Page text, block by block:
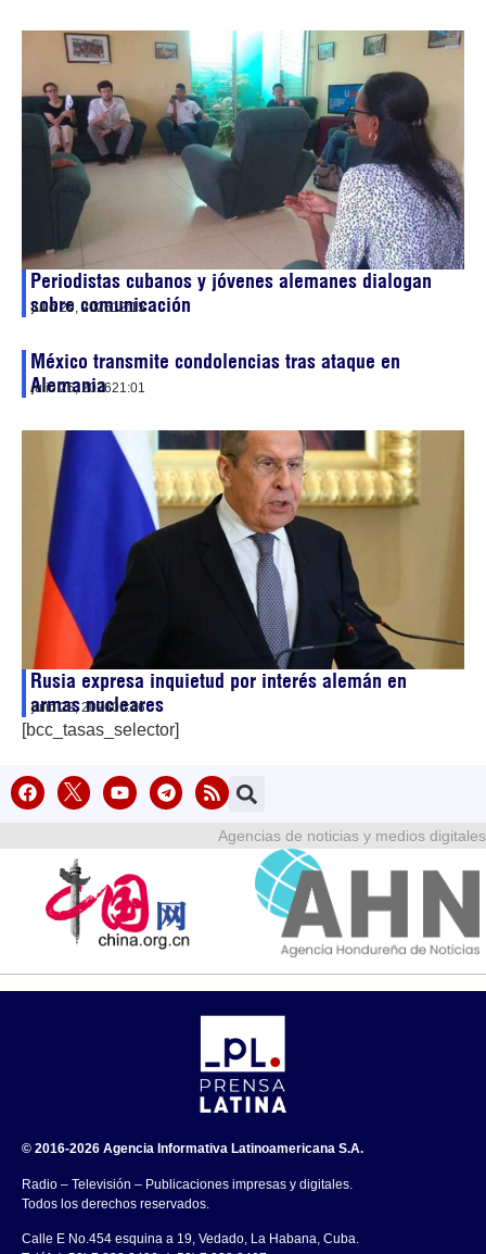
Periodistas cubanos y jóvenes alemanes dialogan
sobre comunicación
julio 29, 202612:15
México transmite condolencias tras ataque en
Alemania
julio 26, 202621:01
Rusia expresa inquietud por interés alemán en
armas nucleares
julio 22, 202606:46
[bcc_tasas_selector]
Agencias de noticias y medios digitales
© 2016-2026 Agencia Informativa Latinoamericana S.A.
Radio – Televisión – Publicaciones impresas y digitales.
Todos los derechos reservados.
Calle E No.454 esquina a 19, Vedado, La Habana, Cuba.